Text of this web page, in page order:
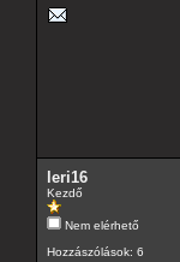
leri16
Kezdő
Nem elérhető
Hozzászólások: 6